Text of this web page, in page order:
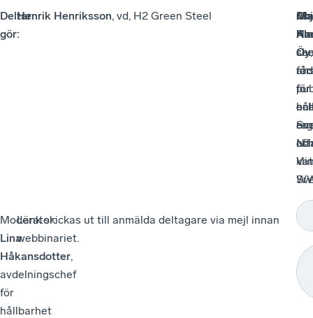
Deltar
gör:
Henrik Henriksson, vd, H2 Green Steel
för
Ola
för
Öy,
för
Moderator:
Lina
Håkansdotter,
avdelningschef
för
hållbarhet
Länk skickas ut till anmälda deltagare via mejl innan
webbinariet.